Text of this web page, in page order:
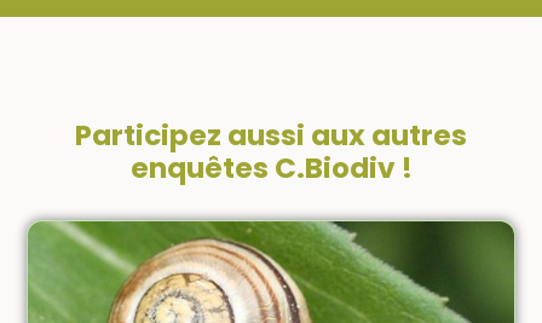
Participez aussi aux autres
enquêtes C.Biodiv !